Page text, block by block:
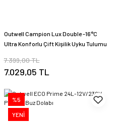
Outwell Campion Lux Double -16°C
Ultra Konforlu Çift Kişilik Uyku Tulumu
7.399,00 TL
7.029,05 TL
%5
YENİ